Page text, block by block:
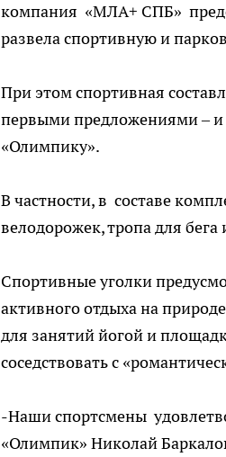
компания «МЛА+ СПБ»
развела спортивную и
При этом спортивная
первыми предложениями –
«Олимпику».
В частности, в составе
велодорожек, тропа для
Спортивные уголки
активного отдыха на
для занятий йогой и
соседствовать с
-Наши спортсмены
«Олимпик» Николай